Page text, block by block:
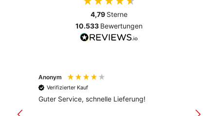
4,79 Sterne
10.533 Bewertungen
Anonym
Verifizierter Kauf
Guter Service, schnelle Lieferung!